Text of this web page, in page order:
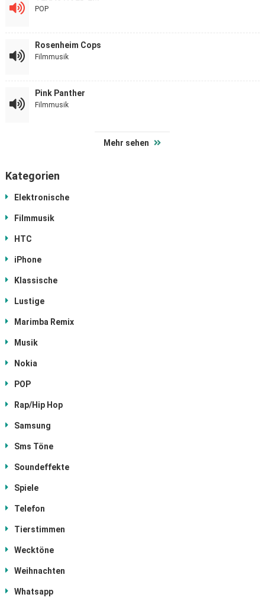
POP
Rosenheim Cops
Filmmusik
Pink Panther
Filmmusik
Mehr sehen
Kategorien
Elektronische
Filmmusik
HTC
iPhone
Klassische
Lustige
Marimba Remix
Musik
Nokia
POP
Rap/Hip Hop
Samsung
Sms Töne
Soundeffekte
Spiele
Telefon
Tierstimmen
Wecktöne
Weihnachten
Whatsapp